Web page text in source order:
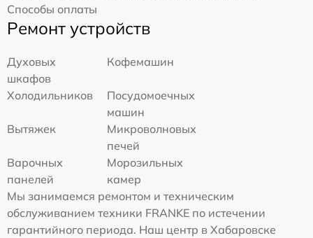
Способы оплаты
Ремонт устройств
Духовых
шкафов
Кофемашин
Холодильников
Посудомоечных
машин
Вытяжек
Микроволновых
печей
Варочных
панелей
Морозильных
камер
Мы занимаемся ремонтом и техническим
обслуживанием техники FRANKE по истечении
гарантийного периода. Наш центр в Хабаровске